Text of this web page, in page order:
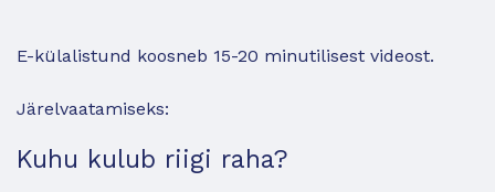
E-külalistund koosneb 15-20 minutilisest videost.
Järelvaatamiseks:
Kuhu kulub riigi raha?